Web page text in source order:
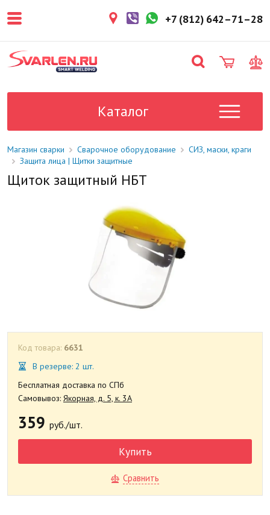
более 3 рабочих дней.
поставки в магазин: 1-2 рабочих
дня.
Данный товар отсутствует на
уточните у менеджера.
+7 (812) 642–71–28
Каталог
Магазин сварки Сварочное оборудование
СИЗ, маски, краги
Защита лица | Щитки защитные
Щиток защитный НБТ
Код товара: 6631
В резерве: 2 шт.
Бесплатная доставка по СПб
Самовывоз: Якорная, д. 5, к. 3А
359 руб./шт.
Купить
Сравнить